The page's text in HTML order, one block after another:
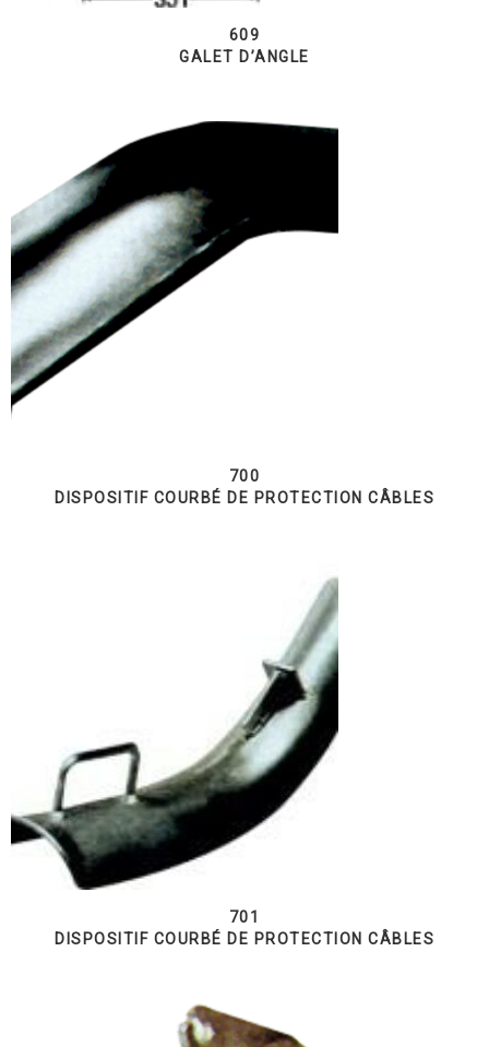
609
GALET D’ANGLE
700
DISPOSITIF COURBÉ DE PROTECTION CÂBLES
701
DISPOSITIF COURBÉ DE PROTECTION CÂBLES